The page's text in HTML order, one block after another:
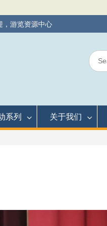
游览资源中心
Search
for:
系列 关于我们